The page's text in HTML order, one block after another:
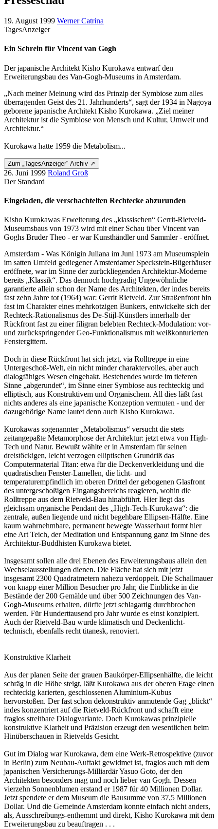
19. August 1999 Werner Catrina
TagesAnzeiger
Ein Schrein für Vincent van Gogh
Der japanische Architekt Kisho Kurokawa entwarf den
Erweiterungsbau des Van-Gogh-Museums in Amsterdam.
„Nach meiner Meinung wird das Prinzip der Symbiose zum alles
überragenden Geist des 21. Jahrhunderts“, sagt der 1934 in Nagoya
geborene japanische Architekt Kisho Kurokawa. „Ziel meiner
Architektur ist die Symbiose von Mensch und Kultur, Umwelt und
Architektur.“
Kurokawa hatte 1959 die Metabolism...
Zum „TagesAnzeiger“ Archiv ↗
26. Juni 1999 Roland Groß
Der Standard
Eingeladen, die verschachtelten Rechtecke abzurunden
Kisho Kurokawas Erweiterung des „klassischen“ Gerrit-Rietveld-
Museumsbaus von 1973 wird mit einer Schau über Vincent van
Goghs Bruder Theo - er war Kunsthändler und Sammler - eröffnet.
Amsterdam - Was Königin Juliana im Juni 1973 am Museumsplein
im satten Umfeld gediegener Amsterdamer Speckstein-Bügerhäuser
eröffnete, war im Sinne der zurückliegenden Architektur-Moderne
bereits „Klassik“. Das dennoch hochgradig Ungewöhnliche
garantierte allein schon der Name des Architekten, der indes bereits
fast zehn Jahre tot (1964) war: Gerrit Rietveld. Zur Straßenfront hin
fast im Charakter eines mehrkotzigen Bunkers, entwickelte sich der
Rechteck-Rationalismus des De-Stijl-Künstlers innerhalb der
Rückfront fast zu einer filigran belebten Rechteck-Modulation: vor-
und zurückspringender Geo-Funktionalismus mit weißkonturierten
Fenstergittern.
Doch in diese Rückfront hat sich jetzt, via Rolltreppe in eine
Untergeschoß-Welt, ein nicht minder charaktervolles, aber auch
dialogfähiges Wesen eingehakt. Bestehendes wurde im tieferen
Sinne „abgerundet“, im Sinne einer Symbiose aus rechteckig und
elliptisch, aus Konstruktivem und Organischem. All dies läßt fast
nichts anderes als eine japanische Konzeption vermuten - und der
dazugehörige Name lautet denn auch Kisho Kurokawa.
Kurokawas sogenannter „Metabolismus“ versucht die stets
zeitangepaßte Metamorphose der Architektur: jetzt etwa von High-
Tech und Natur. Bewußt wählte er in Amsterdam für seinen
dreistöckigen, leicht verzogen elliptischen Grundriß das
Computermaterial Titan: etwa für die Deckenverkleidung und die
quadratischen Fenster-Lamellen, die licht- und
temperaturempfindlich im oberen Drittel der gebogenen Glasfront
des untergeschoßigen Eingangsbereichs reagieren, wohin die
Rolltreppe aus dem Rietveld-Bau hinabführt. Hier liegt das
gleichsam organische Pendant des „High-Tech-Kurokawa“: die
zentrale, außen liegende und nicht begehbare Ellipsen-Hälfte. Eine
kaum wahrnehmbare, permanent bewegte Wasserhaut formt hier
eine Art Teich, der Meditation und Entspannung ganz im Sinne des
Architektur-Buddhisten Kurokawa bietet.
Insgesamt sollen alle drei Ebenen des Erweiterungsbaus allein den
Wechselausstellungen dienen. Die Fläche hat sich mit jetzt
insgesamt 2300 Quadratmetern nahezu verdoppelt. Die Schallmauer
von knapp einer Million Besucher pro Jahr, die Einblicke in die
Bestände der 200 Gemälde und über 500 Zeichnungen des Van-
Gogh-Museums erhalten, dürfte jetzt schlagartig durchbrochen
werden. Für Hunderttausend pro Jahr wurde es einst konzipiert.
Auch der Rietveld-Bau wurde klimatisch und Deckenlicht-
technisch, ebenfalls recht titanesk, renoviert.
Konstruktive Klarheit
Aus der planen Seite der grauen Baukörper-Ellipsenhälfte, die leicht
schräg in die Höhe steigt, läßt Kurokawa aus der oberen Etage einen
rechteckig karierten, geschlossenen Aluminium-Kubus
hervorstoßen. Der fast schon dekonstruktiv anmutende Gag „blickt“
indes konzentriert auf die Rietveld-Rückfront und schafft eine
fraglos streitbare Dialogvariante. Doch Kurokawas prinzipielle
konstruktive Klarheit und Präzision erzeugt den wesentlichen beim
Hinüberschauen in Rietvelds Gesicht.
Gut im Dialog war Kurokawa, dem eine Werk-Retrospektive (zuvor
in Berlin) zum Neubau-Auftakt gewidmet ist, fraglos auch mit dem
japanischen Versicherungs-Milliardär Yasuo Goto, der den
Architekten besonders mag und noch lieber van Gogh. Dessen
vierzehn Sonnenblumen erstand er 1987 für 40 Millionen Dollar.
Jetzt spendete er dem Museum die Bausumme von 37,5 Millionen
Dollar. Und die Gemeinde Amsterdam konnte einfach nicht anders,
als, Ausschreibungs-enthemmt und direkt, Kisho Kurokawa mit dem
Erweiterungsbau zu beauftragen . . .